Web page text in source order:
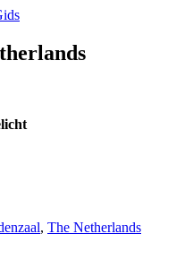
, The Netherlands